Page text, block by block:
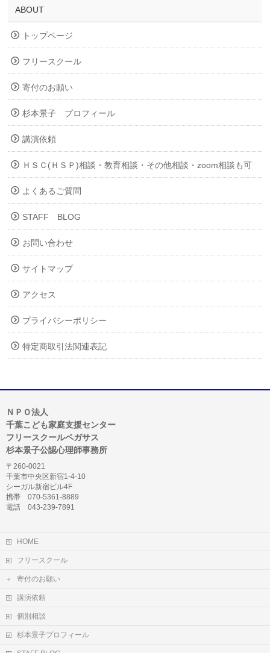
ABOUT
トップページ
フリースクール
寄付のお願い
杉本景子 プロフィール
講演依頼
ＨＳＣ(ＨＳＰ)相談・教育相談・その他相談・zoom相談も可
よくあるご質問
STAFF BLOG
お問い合わせ
サイトマップ
アクセス
プライバシーポリシー
特定商取引法関連表記
ＮＰＯ法人
千葉こども家庭支援センター
フリースクールペガサス
杉本景子公認心理師事務所
〒260-0021
千葉市中央区新宿1-4-10
シーガル新宿ビル4F
携帯 070-5361-8889
電話 043-239-7891
HOME
フリースクール
寄付のお願い
講演依頼
個別相談
杉本景子プロフィール